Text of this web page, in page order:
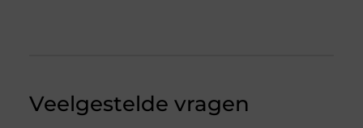
Veelgestelde vragen